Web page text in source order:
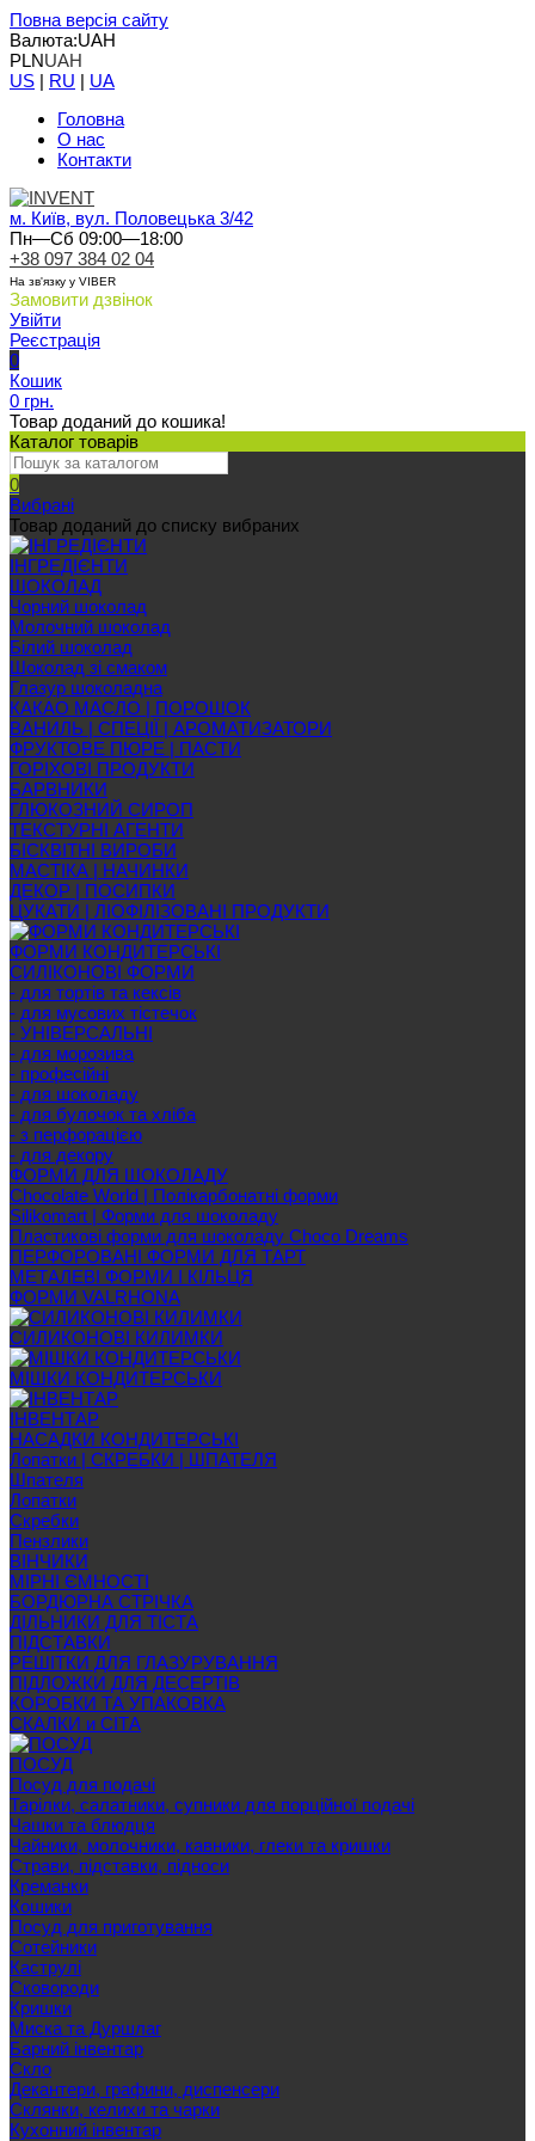
Повна версія сайту
Валюта:UAH
PLNUAH
US | RU | UA
Головна
О нас
Контакти
м. Київ, вул. Половецька 3/42
Пн—Сб 09:00—18:00
+38 097 384 02 04
На зв'язку у VIBER
Замовити дзвінок
Увійти
Реєстрація
0
Кошик
0 грн.
Товар доданий до кошика!
Каталог товарів
0
Вибрані
Товар доданий до списку вибраних
ІНГРЕДІЄНТИ
ШОКОЛАД
Чорний шоколад
Молочний шоколад
Білий шоколад
Шоколад зі смаком
Глазур шоколадна
КАКАО МАСЛО | ПОРОШОК
ВАНИЛЬ | СПЕЦІЇ | АРОМАТИЗАТОРИ
ФРУКТОВЕ ПЮРЕ | ПАСТИ
ГОРІХОВІ ПРОДУКТИ
БАРВНИКИ
ГЛЮКОЗНИЙ СИРОП
ТЕКСТУРНІ АГЕНТИ
БІСКВІТНІ ВИРОБИ
МАСТІКА | НАЧИНКИ
ДЕКОР | ПОСИПКИ
ЦУКАТИ | ЛІОФІЛІЗОВАНІ ПРОДУКТИ
ФОРМИ КОНДИТЕРСЬКІ
СИЛІКОНОВІ ФОРМИ
- для тортів та кексів
- для мусових тістечок
- УНІВЕРСАЛЬНІ
- для морозива
- професійні
- для шоколаду
- для булочок та хліба
- з перфорацією
- для декору
ФОРМИ ДЛЯ ШОКОЛАДУ
Chocolate World | Полікарбонатні форми
Silikomart | Форми для шоколаду
Пластикові форми для шоколаду Choco Dreams
ПЕРФОРОВАНІ ФОРМИ ДЛЯ ТАРТ
МЕТАЛЕВІ ФОРМИ І КІЛЬЦЯ
ФОРМИ VALRHONA
СИЛИКОНОВІ КИЛИМКИ
МІШКИ КОНДИТЕРСЬКИ
ІНВЕНТАР
НАСАДКИ КОНДИТЕРСЬКІ
Лопатки | СКРЕБКИ | ШПАТЕЛЯ
Шпателя
Лопатки
Скребки
Пензлики
ВІНЧИКИ
МІРНІ ЄМНОСТІ
БОРДЮРНА СТРІЧКА
ДІЛЬНИКИ ДЛЯ ТІСТА
ПІДСТАВКИ
РЕШІТКИ ДЛЯ ГЛАЗУРУВАННЯ
ПІДЛОЖКИ ДЛЯ ДЕСЕРТІВ
КОРОБКИ ТА УПАКОВКА
СКАЛКИ и СІТА
ПОСУД
Посуд для подачі
Тарілки, салатники, супники для порційної подачі
Чашки та блюдця
Чайники, молочники, кавники, глеки та кришки
Страви, підставки, підноси
Креманки
Кошики
Посуд для приготування
Сотейники
Каструлі
Сковороди
Кришки
Миска та Дуршлаг
Барний інвентар
Скло
Декантери, графини, диспенсери
Склянки, келихи та чарки
Кухонний інвентар